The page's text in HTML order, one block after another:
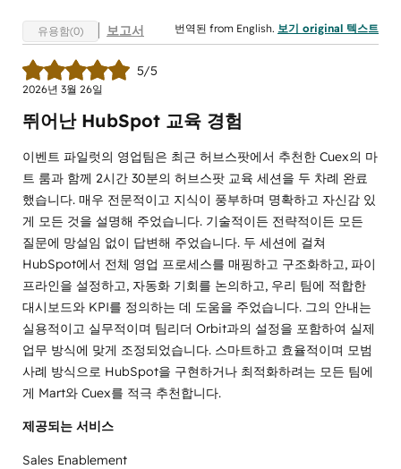
유용함(0) 보고서 번역된 from English. 보기 original 텍스트
5/5
2026년 3월 26일
뛰어난 HubSpot 교육 경험
이벤트 파일럿의 영업팀은 최근 허브스팟에서 추천한 Cuex의 마
트 룸과 함께 2시간 30분의 허브스팟 교육 세션을 두 차례 완료
했습니다. 매우 전문적이고 지식이 풍부하며 명확하고 자신감 있
게 모든 것을 설명해 주었습니다. 기술적이든 전략적이든 모든
질문에 망설임 없이 답변해 주었습니다. 두 세션에 걸쳐
HubSpot에서 전체 영업 프로세스를 매핑하고 구조화하고, 파이
프라인을 설정하고, 자동화 기회를 논의하고, 우리 팀에 적합한
대시보드와 KPI를 정의하는 데 도움을 주었습니다. 그의 안내는
실용적이고 실무적이며 팀리더 Orbit과의 설정을 포함하여 실제
업무 방식에 맞게 조정되었습니다. 스마트하고 효율적이며 모범
사례 방식으로 HubSpot을 구현하거나 최적화하려는 모든 팀에
게 Mart와 Cuex를 적극 추천합니다.
제공되는 서비스
Sales Enablement